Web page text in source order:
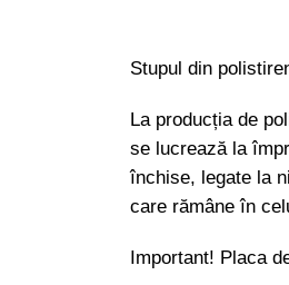
Stupul din
La producția de
se lucrează la
închise, legate la
care rămâne în
Important! Placa